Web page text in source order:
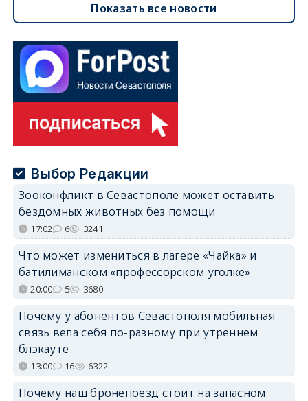
Показать все новости
Выбор Редакции
Зооконфликт в Севастополе может оставить
бездомных животных без помощи
17:02 6 3241
Что может измениться в лагере «Чайка» и
батилиманском «профессорском уголке»
20:00 5 3680
Почему у абонентов Севастополя мобильная
связь вела себя по-разному при утреннем
блэкауте
13:00 16 6322
Почему наш бронепоезд стоит на запасном